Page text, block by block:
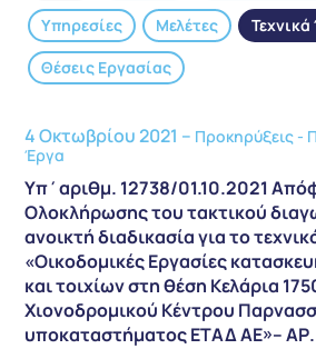
Υπηρεσίες
Μελέτες
Θέσεις Εργασίας
4 Οκτωβρίου 2021 – Προκηρύξεις -
Έργα
Υπ΄αριθμ. 12738/01.10.2021
Ολοκλήρωσης του τακτικού
ανοικτή διαδικασία για το
«Οικοδομικές Εργασίες
και τοιχίων στη θέση Κελάρια
Χιονοδρομικού Κέντρου
υποκαταστήματος ΕΤΑΔ ΑΕ»– ΑΡ.